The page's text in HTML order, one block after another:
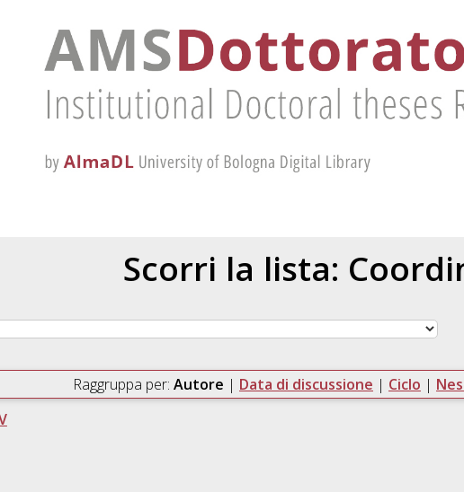
Scorri la lista:
Raggruppa per: Autore | Data di discussione | Ciclo |